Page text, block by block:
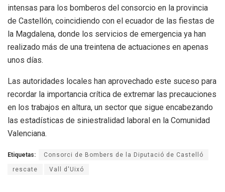
intensas para los bomberos del consorcio en la provincia
de Castellón, coincidiendo con el ecuador de las fiestas de
la Magdalena, donde los servicios de emergencia ya han
realizado más de una treintena de actuaciones en apenas
unos días.
Las autoridades locales han aprovechado este suceso para
recordar la importancia crítica de extremar las precauciones
en los trabajos en altura, un sector que sigue encabezando
las estadísticas de siniestralidad laboral en la Comunidad
Valenciana.
Etiquetas: Consorci de Bombers de la Diputació de Castelló
rescate Vall d'Uixó